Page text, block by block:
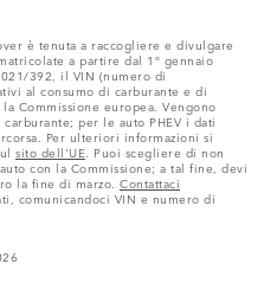
è tenuta a raccogliere e divulgare
a partire dal 1° gennaio
392, il VIN (numero di
al consumo di carburante e di
Commissione europea. Vengono
per le auto PHEV i dati
Per ulteriori informazioni si
sito dell'UE . Puoi scegliere di non
con la Commissione; a tal fine, devi
la fine di marzo. Contattaci
comunicandoci VIN e numero di